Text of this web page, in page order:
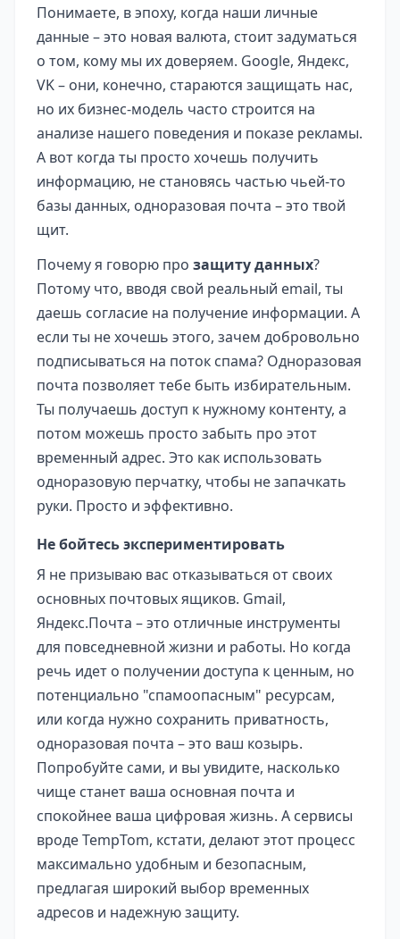
Понимаете, в эпоху, когда наши личные
данные – это новая валюта, стоит задуматься
о том, кому мы их доверяем. Google, Яндекс,
VK – они, конечно, стараются защищать нас,
но их бизнес-модель часто строится на
анализе нашего поведения и показе рекламы.
А вот когда ты просто хочешь получить
информацию, не становясь частью чьей-то
базы данных, одноразовая почта – это твой
щит.
Почему я говорю про защиту данных?
Потому что, вводя свой реальный email, ты
даешь согласие на получение информации. А
если ты не хочешь этого, зачем добровольно
подписываться на поток спама? Одноразовая
почта позволяет тебе быть избирательным.
Ты получаешь доступ к нужному контенту, а
потом можешь просто забыть про этот
временный адрес. Это как использовать
одноразовую перчатку, чтобы не запачкать
руки. Просто и эффективно.
Не бойтесь экспериментировать
Я не призываю вас отказываться от своих
основных почтовых ящиков. Gmail,
Яндекс.Почта – это отличные инструменты
для повседневной жизни и работы. Но когда
речь идет о получении доступа к ценным, но
потенциально "спамоопасным" ресурсам,
или когда нужно сохранить приватность,
одноразовая почта – это ваш козырь.
Попробуйте сами, и вы увидите, насколько
чище станет ваша основная почта и
спокойнее ваша цифровая жизнь. А сервисы
вроде TempTom, кстати, делают этот процесс
максимально удобным и безопасным,
предлагая широкий выбор временных
адресов и надежную защиту.